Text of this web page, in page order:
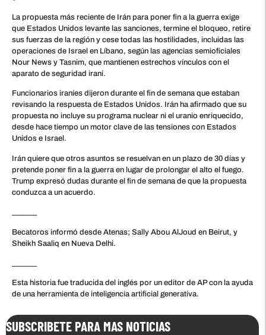
La propuesta más reciente de Irán para poner fin a la guerra exige
que Estados Unidos levante las sanciones, termine el bloqueo, retire
sus fuerzas de la región y cese todas las hostilidades, incluidas las
operaciones de Israel en Líbano, según las agencias semioficiales
Nour News y Tasnim, que mantienen estrechos vínculos con el
aparato de seguridad iraní.
Funcionarios iraníes dijeron durante el fin de semana que estaban
revisando la respuesta de Estados Unidos. Irán ha afirmado que su
propuesta no incluye su programa nuclear ni el uranio enriquecido,
desde hace tiempo un motor clave de las tensiones con Estados
Unidos e Israel.
Irán quiere que otros asuntos se resuelvan en un plazo de 30 días y
pretende poner fin a la guerra en lugar de prolongar el alto el fuego.
Trump expresó dudas durante el fin de semana de que la propuesta
conduzca a un acuerdo.
Becatoros informó desde Atenas; Sally Abou AlJoud en Beirut, y
Sheikh Saaliq en Nueva Delhi.
Esta historia fue traducida del inglés por un editor de AP con la ayuda
de una herramienta de inteligencia artificial generativa.
SUBSCRIBETE PARA MAS NOTICIAS